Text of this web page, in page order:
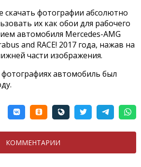
фотографии абсолютно
их как обои для рабочего
автомобиля Mercedes-AMG
and RACE! 2017 года, нажав на
части изображения.
автомобиль был
КОММЕНТАРИИ